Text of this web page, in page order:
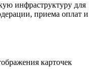
инфраструктуру для
приема оплат и
карточек